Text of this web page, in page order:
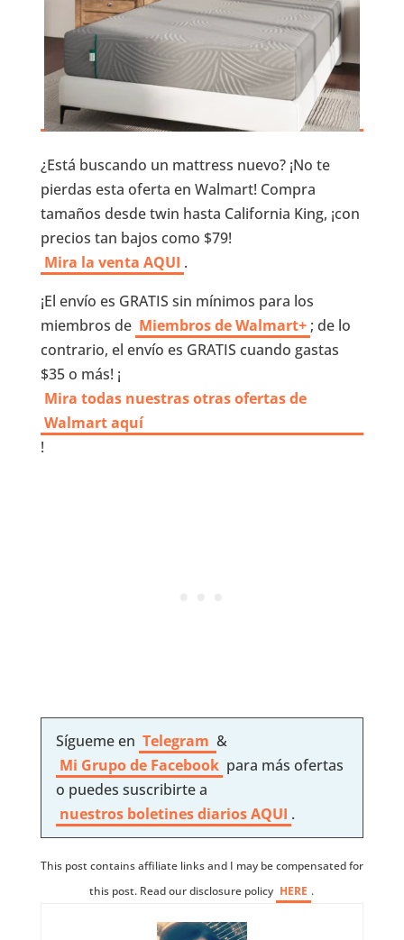
¿Está buscando un mattress nuevo? ¡No te
pierdas esta oferta en Walmart! Compra
tamaños desde twin hasta California King, ¡con
precios tan bajos como $79!
Mira la venta AQUI .
¡El envío es GRATIS sin mínimos para los
miembros de Miembros de Walmart+ ; de lo
contrario, el envío es GRATIS cuando gastas
$35 o más! ¡
Mira todas nuestras otras ofertas de
Walmart aquí
!
Sígueme en Telegram &
Mi Grupo de Facebook para más ofertas
o puedes suscribirte a
nuestros boletines diarios AQUI .
This post contains affiliate links and I may be compensated for
this post. Read our disclosure policy HERE .